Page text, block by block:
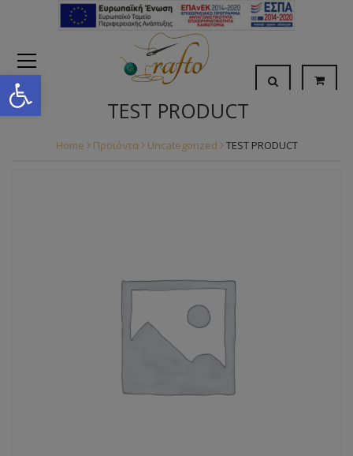
Open toolbar
TEST PRODUCT
Home Προϊόντα Uncategorized TEST PRODUCT